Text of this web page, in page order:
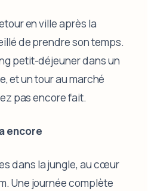
en ville après la
de prendre son temps.
petit-déjeuner dans un
et un tour au marché
pas encore fait.
encore
dans la jungle, au cœur
Une journée complète